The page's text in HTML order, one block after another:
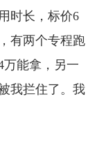
时长，标价6
有两个专程跑
能拿，另一
我拦住了。我